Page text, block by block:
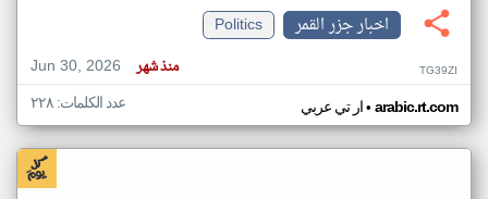
اخبار جزر القمر
Politics
Jun 30, 2026
منذ شهر TG39ZI
ار تي عربي• arabic.rt.com عدد الكلمات: ٢٢٨